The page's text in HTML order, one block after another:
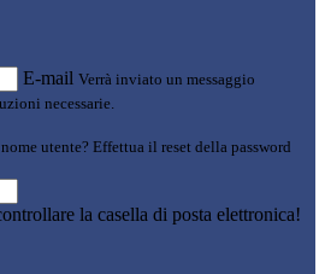
E-mail Verrà inviato un messaggio
necessarie.
utente? Effettua il reset della password
la casella di posta elettronica!